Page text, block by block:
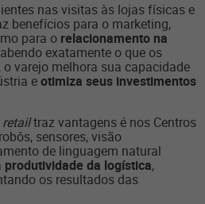
nas visitas às lojas físicas e
benefícios para o marketing,
para o relacionamento na
exatamente o que os
varejo melhora sua capacidade
eotimiza seus investimentos
retailtraz vantagens é nos Centros
sensores, visão
de linguagem natural
produtividade da logística,
os resultados das